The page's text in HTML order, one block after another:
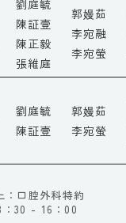
Us
劉庭毓
陳証壹
陳正毅
張維庭
劉庭毓
陳証壹
郭嫚茹
李宛融
李宛螢
郭嫚茹
李宛螢
口腔外科特約
30 - 16：00